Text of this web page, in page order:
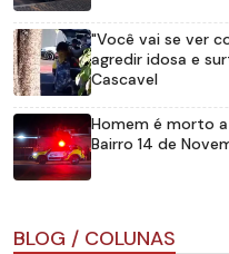
"Você vai se ver
agredir idosa e
Cascavel
Homem é morto
Bairro 14 de
BLOG / COLUNAS